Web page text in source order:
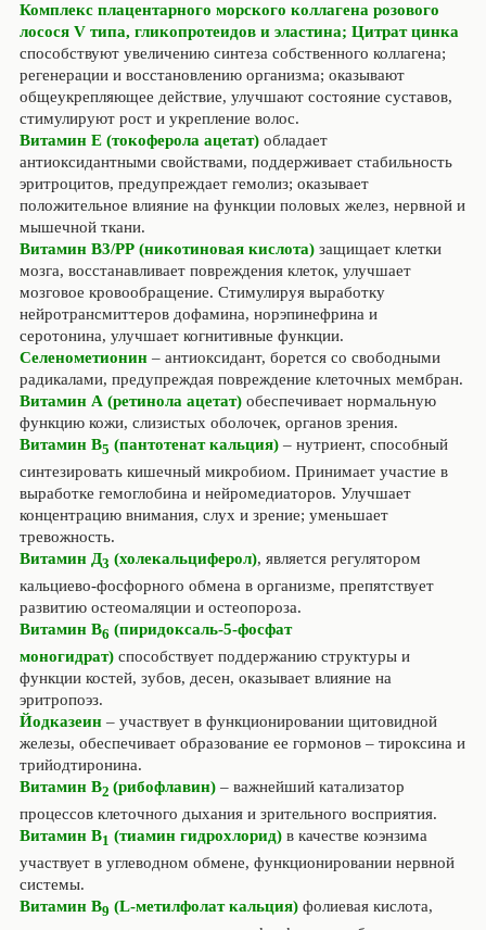
Комплекс плацентарного морского коллагена розового
лосося V типа, гликопротеидов и эластина; Цитрат цинка
способствуют увеличению синтеза собственного коллагена;
регенерации и восстановлению организма; оказывают
общеукрепляющее действие, улучшают состояние суставов,
стимулируют рост и укрепление волос.
Витамин Е (токоферола ацетат)обладает
антиоксидантными свойствами, поддерживает стабильность
эритроцитов, предупреждает гемолиз; оказывает
положительное влияние на функции половых желез, нервной и
мышечной ткани.
Витамин В3/РР (никотиновая кислота)защищает клетки
мозга, восстанавливает повреждения клеток, улучшает
мозговое кровообращение. Стимулируя выработку
нейротрансмиттеров дофамина, норэпинефрина и
серотонина, улучшает когнитивные функции.
Селенометионин– антиоксидант, борется со свободными
радикалами, предупреждая повреждение клеточных мембран.
Витамин А (ретинола ацетат)обеспечивает нормальную
функцию кожи, слизистых оболочек, органов зрения.
Витамин В5 (пантотенат кальция)– нутриент, способный
синтезировать кишечный микробиом. Принимает участие в
выработке гемоглобина и нейромедиаторов. Улучшает
концентрацию внимания, слух и зрение; уменьшает
тревожность.
Витамин Д3 (холекальциферол), является регулятором
кальциево-фосфорного обмена в организме, препятствует
развитию остеомаляции и остеопороза.
Витамин В6 (пиридоксаль-5-фосфат
моногидрат)способствует поддержанию структуры и
функции костей, зубов, десен, оказывает влияние на
эритропоэз.
Йодказеин– участвует в функционировании щитовидной
железы, обеспечивает образование ее гормонов – тироксина и
трийодтиронина.
Витамин В2 (рибофлавин)– важнейший катализатор
процессов клеточного дыхания и зрительного восприятия.
Витамин В1 (тиамин гидрохлорид)в качестве коэнзима
участвует в углеводном обмене, функционировании нервной
системы.
Витамин В9 (L-метилфолат кальция)фолиевая кислота,